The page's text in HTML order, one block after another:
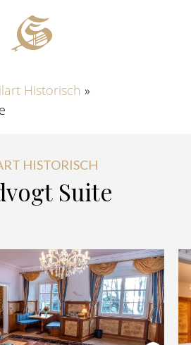
Historisch »
HISTORISCH
Suite